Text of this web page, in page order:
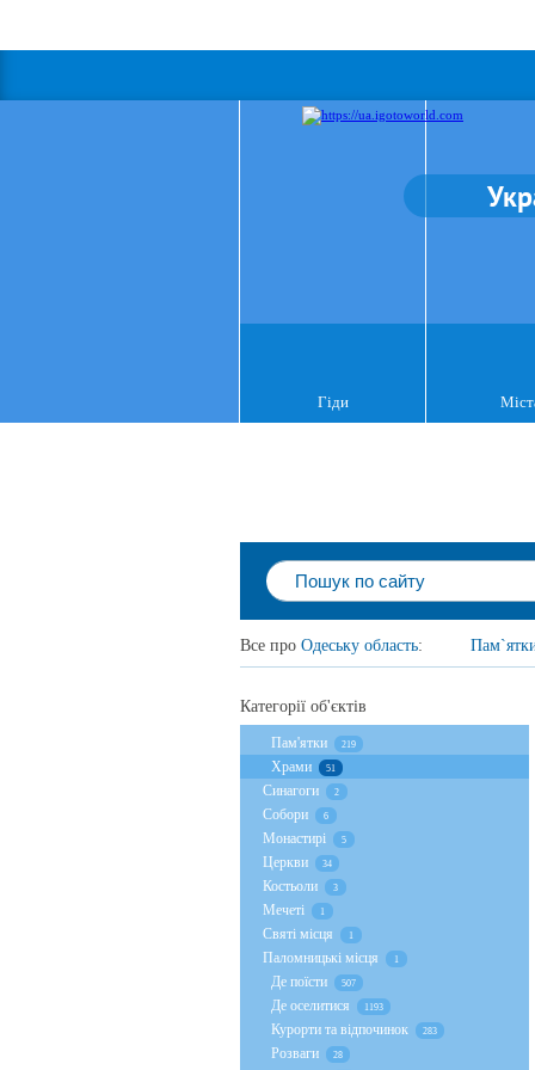
Гіди
Все про Одеську область:
Категорії об'єктів
Пам'ятки 219
Храми 51
Cинагоги 2
Собори 6
Монастирі 5
Церкви 34
Костьоли 3
Мечеті 1
Святі місця 1
Паломницькі місця 1
Де поїсти 507
Де оселитися 1193
Курорти та відпочинок 283
Розваги 28